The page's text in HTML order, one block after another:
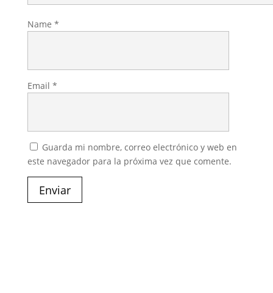
Name *
Email *
Guarda mi nombre, correo electrónico y web en
este navegador para la próxima vez que comente.
Enviar